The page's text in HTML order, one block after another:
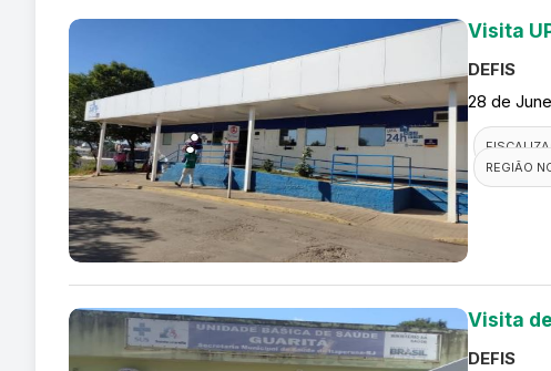
Visita
DEFIS
28 de
REGIÃO
Visita
DEFIS